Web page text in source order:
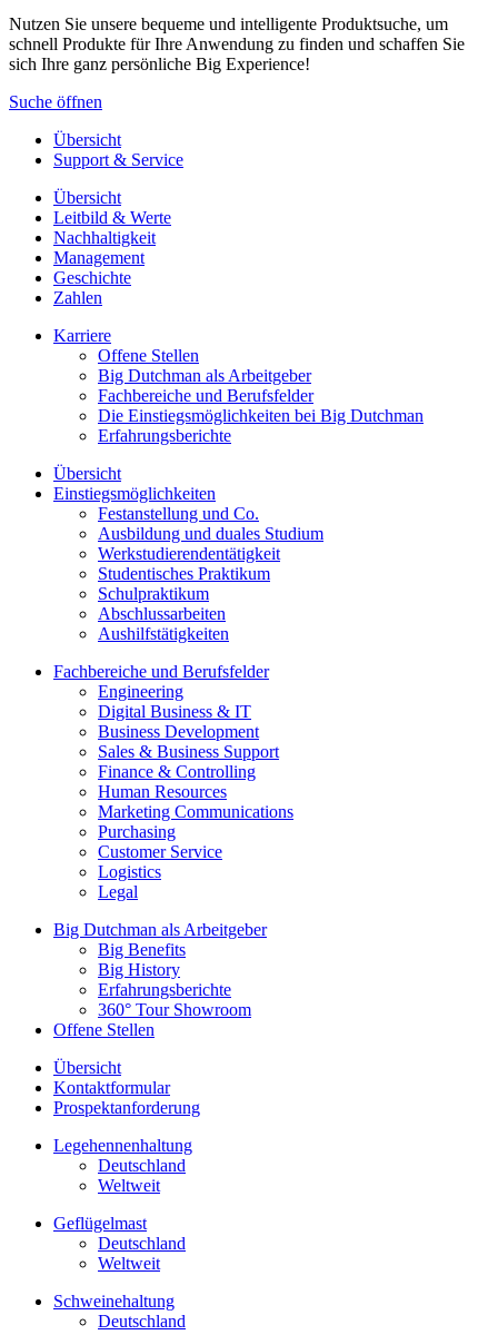
Nutzen Sie unsere bequeme und intelligente Produktsuche, um
schnell Produkte für Ihre Anwendung zu finden und schaffen Sie
sich Ihre ganz persönliche Big Experience!
Suche öffnen
Übersicht
Support & Service
Übersicht
Leitbild & Werte
Nachhaltigkeit
Management
Geschichte
Zahlen
Karriere
Offene Stellen
Big Dutchman als Arbeitgeber
Fachbereiche und Berufsfelder
Die Einstiegsmöglichkeiten bei Big Dutchman
Erfahrungsberichte
Übersicht
Einstiegsmöglichkeiten
Festanstellung und Co.
Ausbildung und duales Studium
Werkstudierendentätigkeit
Studentisches Praktikum
Schulpraktikum
Abschlussarbeiten
Aushilfstätigkeiten
Fachbereiche und Berufsfelder
Engineering
Digital Business & IT
Business Development
Sales & Business Support
Finance & Controlling
Human Resources
Marketing Communications
Purchasing
Customer Service
Logistics
Legal
Big Dutchman als Arbeitgeber
Big Benefits
Big History
Erfahrungsberichte
360° Tour Showroom
Offene Stellen
Übersicht
Kontaktformular
Prospektanforderung
Legehennenhaltung
Deutschland
Weltweit
Geflügelmast
Deutschland
Weltweit
Schweinehaltung
Deutschland